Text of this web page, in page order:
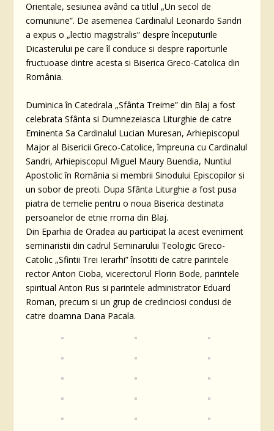
Orientale, sesiunea având ca titlul „Un secol de
comuniune”. De asemenea Cardinalul Leonardo Sandri
a expus o „lectio magistralis” despre începuturile
Dicasterului pe care îl conduce si despre raporturile
fructuoase dintre acesta si Biserica Greco-Catolica din
România.
Duminica în Catedrala „Sfânta Treime” din Blaj a fost
celebrata Sfânta si Dumnezeiasca Liturghie de catre
Eminenta Sa Cardinalul Lucian Muresan, Arhiepiscopul
Major al Bisericii Greco-Catolice, împreuna cu Cardinalul
Sandri, Arhiepiscopul Miguel Maury Buendia, Nuntiul
Apostolic în România si membrii Sinodului Episcopilor si
un sobor de preoti. Dupa Sfânta Liturghie a fost pusa
piatra de temelie pentru o noua Biserica destinata
persoanelor de etnie rroma din Blaj.
Din Eparhia de Oradea au participat la acest eveniment
seminaristii din cadrul Seminarului Teologic Greco-
Catolic „Sfintii Trei Ierarhi” însotiti de catre parintele
rector Anton Cioba, vicerectorul Florin Bode, parintele
spiritual Anton Rus si parintele administrator Eduard
Roman, precum si un grup de credinciosi condusi de
catre doamna Dana Pacala.